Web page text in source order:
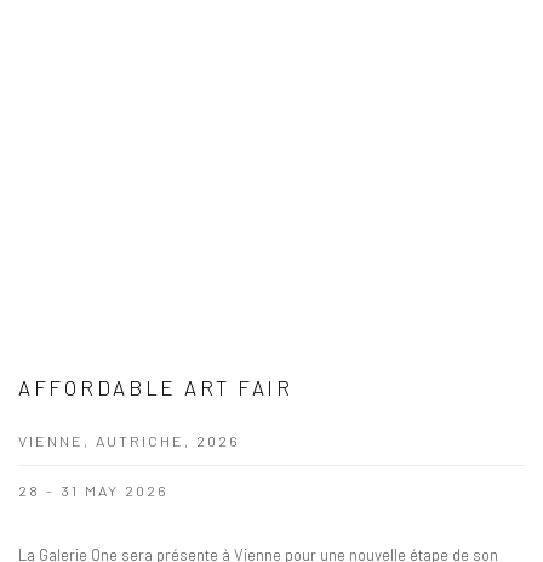
AFFORDABLE ART FAIR
VIENNE, AUTRICHE, 2026
28 - 31 MAY 2026
La Galerie One sera présente à Vienne pour une nouvelle étape de son